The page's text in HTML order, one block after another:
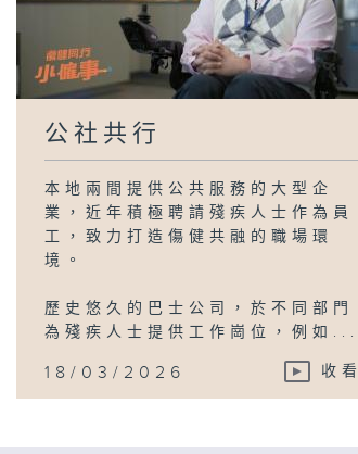
公社共行
本地兩間提供公共服務的大型企
業，近年積極聘請殘疾人士作為員
工，致力打造傷健共融的職場環
境。
歷史悠久的巴士公司，於不同部門
為殘疾人士提供工作崗位，例如...
18/03/2026 收看